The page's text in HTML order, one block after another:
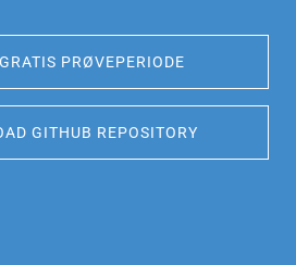
PRØVEPERIODE
GITHUB REPOSITORY